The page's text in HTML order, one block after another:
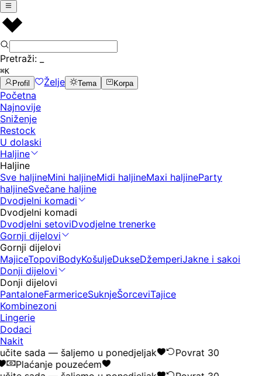
Pretraži:
⌘K
Profil
Želje Tema Korpa
Početna
Najnovije
Sniženje
Restock
U dolaski
Haljine
Haljine
Sve haljineMini haljineMidi haljineMaxi haljineParty
haljineSvečane haljine
Dvodjelni komadi
Dvodjelni komadi
Dvodjelni setoviDvodjelne trenerke
Gornji dijelovi
Gornji dijelovi
MajiceTopoviBodyKošuljeDukseDžemperiJakne i sakoi
Donji dijelovi
Donji dijelovi
PantaloneFarmericeSuknjeŠorceviTajice
Kombinezoni
Lingerie
Dodaci
Nakit
sada — šaljemo u ponedjeljak
Povrat 30
Plaćanje pouzećem